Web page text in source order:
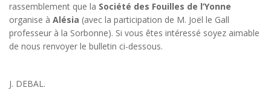
rassemblement que la Société des Fouilles de l’Yonne
organise à Alésia (avec la participation de M. Joël le Gall
professeur à la Sorbonne). Si vous êtes intéressé soyez aimable
de nous renvoyer le bulletin ci-dessous.
J. DEBAL.